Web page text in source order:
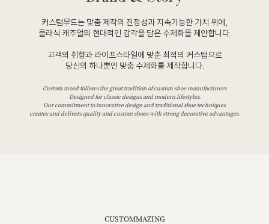
커스텀무드는 맞춤 제작의 진정성과 지속가능한 가치 위에,
클래식 캐주얼의 현대적인 감각을 담은 수제화를 제안합니다.
고객의 취향과 라이프스타일에 맞춘 최적의 커스텀으로
당신의 하나뿐인 맞춤 수제화를 제작합니다.
Custom mood follows the great tradition of custom shoe manufacturers
Designed for classic designs and modern lifestyles.
Our commitment to innovative design and traditional shoe techniques
creates and delivers quality and custom shoes with strong decorative advantages.
CUSTOMMAZING